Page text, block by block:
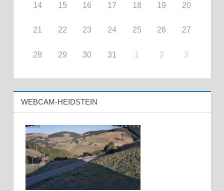
14 15 16 17 18 19 20
21 22 23 24 25 26 27
28 29 30 31 1 2 3
WEBCAM-HEIDSTEIN